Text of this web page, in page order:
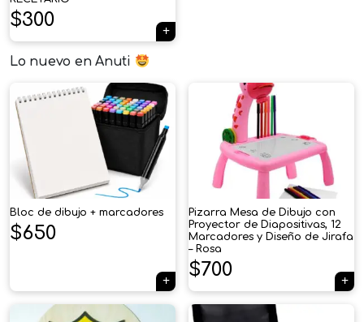
$300
Lo nuevo en Anuti
Bloc de dibujo + marcadores
$650
Pizarra Mesa de Dibujo con
Proyector de Diapositivas, 12
Marcadores y Diseño de Jirafa
– Rosa
$700